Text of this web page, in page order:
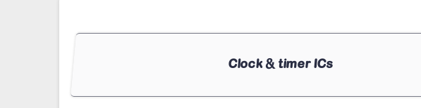
Clock & timer ICs